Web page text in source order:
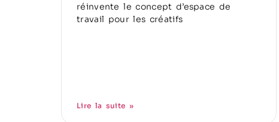
réinvente le concept d’espace de
travail pour les créatifs
Lire la suite »